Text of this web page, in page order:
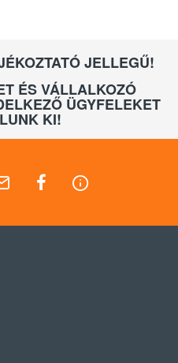
JELLEGŰ!
ÉS VÁLLALKOZÓ
ÜGYFELEKET
KI!